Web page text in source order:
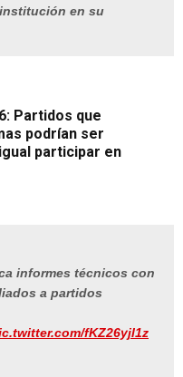
en su
Partidos que
podrían ser
participar en
informes técnicos con
a partidos
fKZ26yjl1z